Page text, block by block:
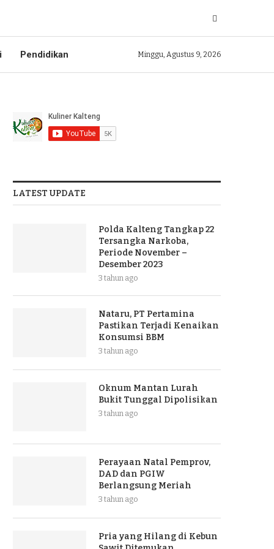
Pendidikan Minggu, Agustus 9, 2026
LATEST UPDATE
Polda Kalteng Tangkap 22
Tersangka Narkoba,
Periode November –
Desember 2023
3 tahun ago
Nataru, PT Pertamina
Pastikan Terjadi Kenaikan
Konsumsi BBM
3 tahun ago
Oknum Mantan Lurah
Bukit Tunggal Dipolisikan
3 tahun ago
Perayaan Natal Pemprov,
DAD dan PGIW
Berlangsung Meriah
3 tahun ago
Pria yang Hilang di Kebun